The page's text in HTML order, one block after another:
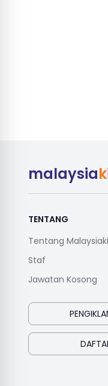
malaysia
TENTANG
Tentang
Staf
Jawatan Kosong